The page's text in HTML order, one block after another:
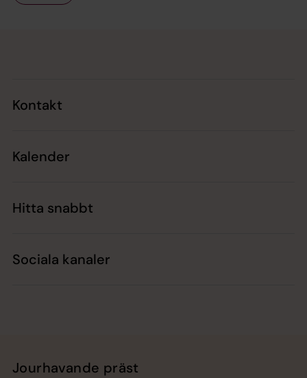
Kontakt
Kalender
Hitta snabbt
Sociala kanaler
Jourhavande präst